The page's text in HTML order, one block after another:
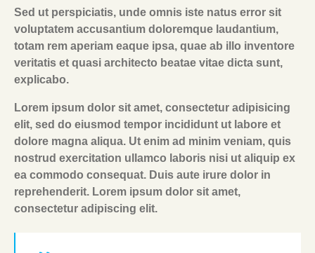
Sed ut perspiciatis, unde omnis iste natus error sit
voluptatem accusantium doloremque laudantium,
totam rem aperiam eaque ipsa, quae ab illo inventore
veritatis et quasi architecto beatae vitae dicta sunt,
explicabo.
Lorem ipsum dolor sit amet, consectetur adipisicing
elit, sed do eiusmod tempor incididunt ut labore et
dolore magna aliqua. Ut enim ad minim veniam, quis
nostrud exercitation ullamco laboris nisi ut aliquip ex
ea commodo consequat. Duis aute irure dolor in
reprehenderit. Lorem ipsum dolor sit amet,
consectetur adipiscing elit.